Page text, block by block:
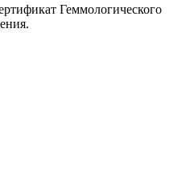
Геммологического